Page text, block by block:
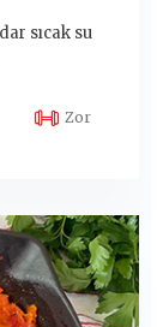
sıcak su
Zor